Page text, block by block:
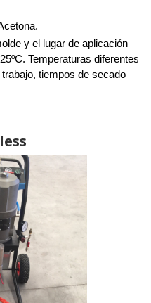
y el lugar de aplicación
Temperaturas diferentes
tiempos de secado